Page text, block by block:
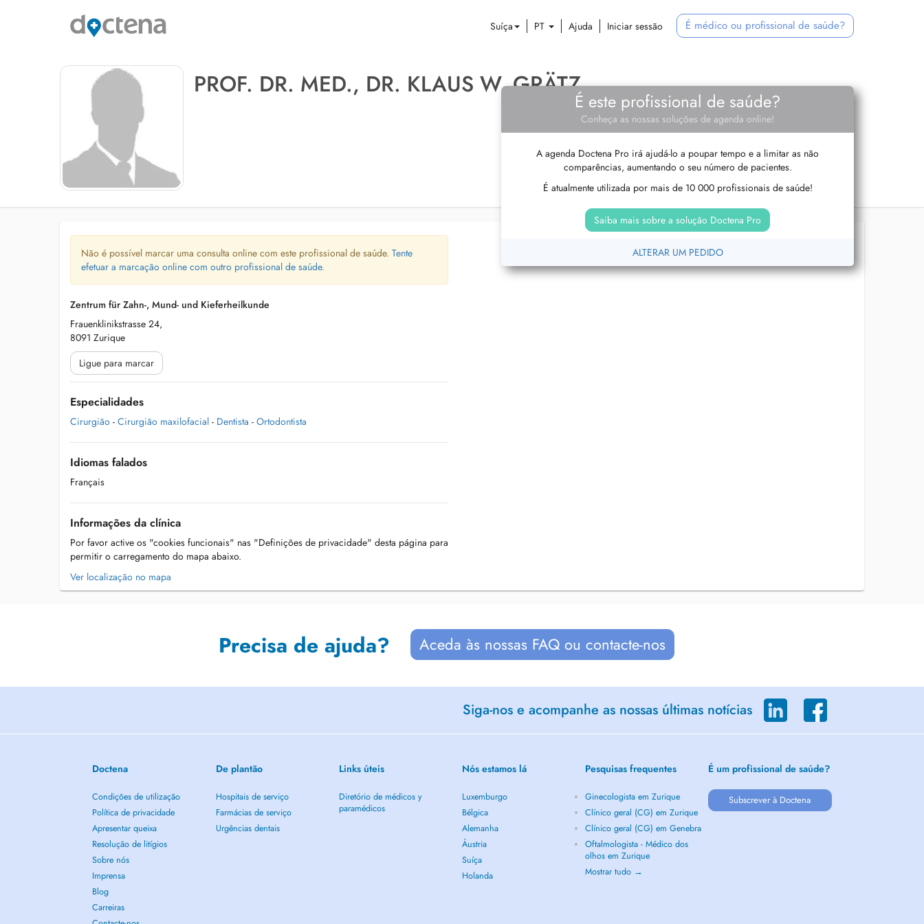
Suíça PT Ajuda Iniciar sessão É médico ou profissional de saúde?
PROF. DR. MED., DR. KLAUS W. GRÄTZ
É este profissional de saúde?
Conheça as nossas soluções de agenda online!
A agenda Doctena Pro irá ajudá-lo a poupar tempo e a limitar as não
comparências, aumentando o seu número de pacientes.
É atualmente utilizada por mais de 10 000 profissionais de saúde!
Saiba mais sobre a solução Doctena Pro
ALTERAR UM PEDIDO
Não é possível marcar uma consulta online com este profissional de saúde. Tente
efetuar a marcação online com outro profissional de saúde.
Zentrum für Zahn-, Mund- und Kieferheilkunde
Frauenklinikstrasse 24,
8091 Zurique
Ligue para marcar
Especialidades
Cirurgião - Cirurgião maxilofacial - Dentista - Ortodontista
Idiomas falados
Français
Informações da clínica
Por favor active os "cookies funcionais" nas "Definições de privacidade" desta página para
permitir o carregamento do mapa abaixo.
Ver localização no mapa
Precisa de ajuda? Aceda às nossas FAQ ou contacte-nos
Siga-nos e acompanhe as nossas últimas notícias
Doctena
Condições de utilização
Política de privacidade
Apresentar queixa
Resolução de litígios
Sobre nós
Imprensa
Blog
Carreiras
De plantão
Hospitais de serviço
Farmácias de serviço
Urgências dentais
Links úteis
Diretório de médicos y
paramédicos
Nós estamos lá
Luxemburgo
Bélgica
Alemanha
Áustria
Suíça
Holanda
Pesquisas frequentes
Ginecologista em Zurique
Clínico geral (CG) em Zurique
Clínico geral (CG) em Genebra
Oftalmologista - Médico dos
olhos em Zurique
Mostrar tudo →
É um profissional de saúde?
Subscrever à Doctena